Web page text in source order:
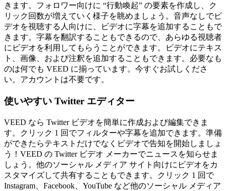
きます。フォロワー向けに “行動喚起” の要素を作成し、ク
リック回数が増えていく様子を眺めましょう。音声なしでビ
デオを視聴する人向けに、ビデオに字幕を追加することもで
きます。字幕を翻訳することもできるので、あらゆる視聴者
にビデオを利用してもらうことができます。ビデオにテキス
ト、画像、および注釈を追加することもできます。必要なも
のは何でも VEED に揃っています。今すぐお試しくださ
い。アカウントは不要です。
使いやすい Twitter エディター
VEED なら Twitter ビデオを簡単に作成および編集できま
す。クリック 1 回でフィルターや字幕を追加できます。準備
ができたらテキストだけでなくビデオで告知を開始しましょ
う！VEED の Twitter ビデオ メーカーでニュースを知らせま
しょう。他のソーシャル メディア サイト向けにビデオをカ
スタマイズして共有することもできます。クリック 1 回で
Instagram、Facebook、YouTube など他のソーシャル メディア